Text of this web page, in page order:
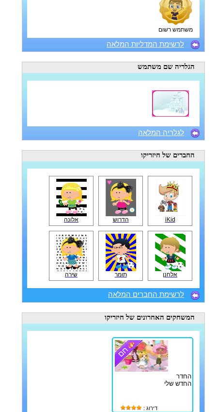
משתמש רשום
לרשימת המדליות המלאה
הגלריה שם משתמש
לגלריה המלאה
החברים של חיזריקו
iKid הדרוש אלונה
אלחנן תומר שירה
לרשימת החברים המלאה
המשחקים האחרונים של חיזריקו
החדר
החדש שלי
דירוג :